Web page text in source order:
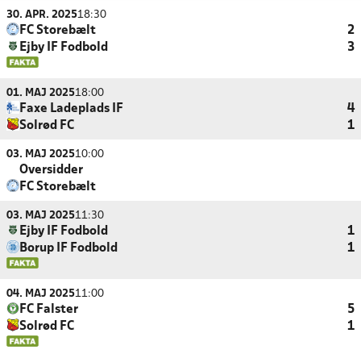
30. APR. 202518:30
FC Storebælt
2
Ejby IF Fodbold
3
01. MAJ 202518:00
Faxe Ladeplads IF
4
Solrød FC
1
03. MAJ 202510:00
Oversidder
FC Storebælt
03. MAJ 202511:30
Ejby IF Fodbold
1
Borup IF Fodbold
1
04. MAJ 202511:00
FC Falster
5
Solrød FC
1